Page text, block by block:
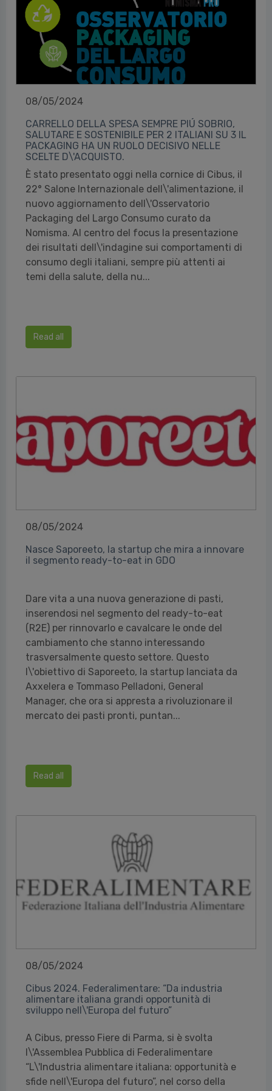
08/05/2024
CARRELLO DELLA SPESA SEMPRE PIÚ SOBRIO,
SALUTARE E SOSTENIBILE PER 2 ITALIANI SU 3 IL
PACKAGING HA UN RUOLO DECISIVO NELLE
SCELTE D\'ACQUISTO.
È stato presentato oggi nella cornice di Cibus, il
22° Salone Internazionale dell\'alimentazione, il
nuovo aggiornamento dell\'Osservatorio
Packaging del Largo Consumo curato da
Nomisma. Al centro del focus la presentazione
dei risultati dell\'indagine sui comportamenti di
consumo degli italiani, sempre più attenti ai
temi della salute, della nu...
Read all
08/05/2024
Nasce Saporeeto, la startup che mira a innovare
il segmento ready-to-eat in GDO
Dare vita a una nuova generazione di pasti,
inserendosi nel segmento del ready-to-eat
(R2E) per rinnovarlo e cavalcare le onde del
cambiamento che stanno interessando
trasversalmente questo settore. Questo
l\'obiettivo di Saporeeto, la startup lanciata da
Axxelera e Tommaso Pelladoni, General
Manager, che ora si appresta a rivoluzionare il
mercato dei pasti pronti, puntan...
Read all
08/05/2024
Cibus 2024. Federalimentare: “Da industria
alimentare italiana grandi opportunità di
sviluppo nell\'Europa del futuro”
A Cibus, presso Fiere di Parma, si è svolta
l\'Assemblea Pubblica di Federalimentare
“L\'Industria alimentare italiana: opportunità e
sfide nell\'Europa del futuro”, nel corso della